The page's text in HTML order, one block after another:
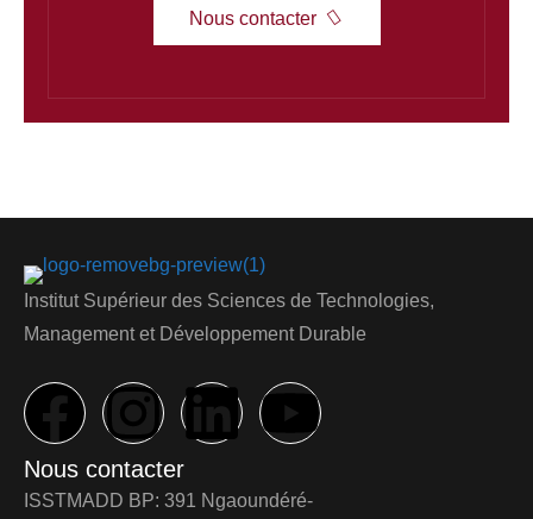
Nous contacter
Institut Supérieur des Sciences de Technologies,
Management et Développement Durable
Nous contacter
ISSTMADD BP: 391 Ngaoundéré-